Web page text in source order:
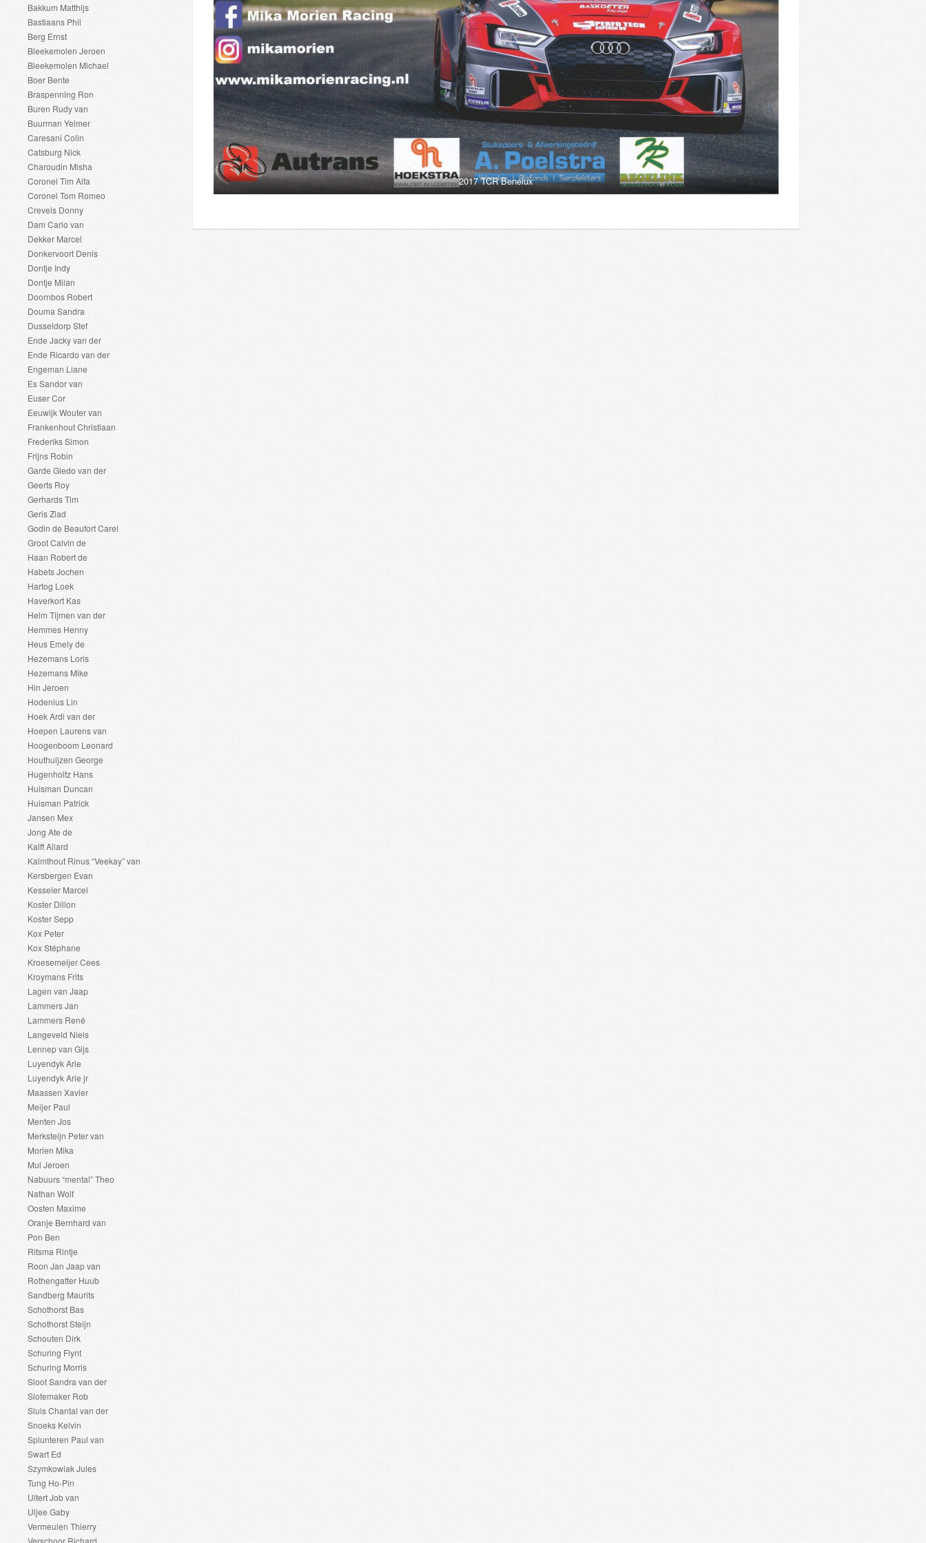
Bakkum Matthijs
Bastiaans Phil
Berg Ernst
Bleekemolen Jeroen
Bleekemolen Michael
Boer Bente
Braspenning Ron
Buren Rudy van
Buurman Yelmer
Caresani Colin
Catsburg Nick
Charoudin Misha
Coronel Tim Alfa
Coronel Tom Romeo
Crevels Donny
Dam Carlo van
Dekker Marcel
Donkervoort Denis
Dontje Indy
Dontje Milan
Doornbos Robert
Douma Sandra
Dusseldorp Stef
Ende Jacky van der
Ende Ricardo van der
Engeman Liane
Es Sandor van
Euser Cor
Eeuwijk Wouter van
Frankenhout Christiaan
Frederiks Simon
Frijns Robin
Garde Giedo van der
Geerts Roy
Gerhards Tim
Geris Ziad
Godin de Beaufort Carel
Groot Calvin de
Haan Robert de
Habets Jochen
Hartog Loek
Haverkort Kas
Helm Tijmen van der
Hemmes Henny
Heus Emely de
Hezemans Loris
Hezemans Mike
Hin Jeroen
Hodenius Lin
Hoek Ardi van der
Hoepen Laurens van
Hoogenboom Leonard
Houthuijzen George
Hugenholtz Hans
Huisman Duncan
Huisman Patrick
Jansen Mex
Jong Ate de
Kalff Allard
Kalmthout Rinus “Veekay” van
Kersbergen Evan
Kesseler Marcel
Koster Dillon
Koster Sepp
Kox Peter
Kox Stéphane
Kroesemeijer Cees
Kroymans Frits
Lagen van Jaap
Lammers Jan
Lammers René
Langeveld Niels
Lennep van Gijs
Luyendyk Arie
Luyendyk Arie jr
Maassen Xavier
Meijer Paul
Menten Jos
Merksteijn Peter van
Morien Mika
Mul Jeroen
Nabuurs “mental” Theo
Nathan Wolf
Oosten Maxime
Oranje Bernhard van
Pon Ben
Ritsma Rintje
Roon Jan Jaap van
Rothengatter Huub
Sandberg Maurits
Schothorst Bas
Schothorst Steijn
Schouten Dirk
Schuring Flynt
Schuring Morris
Sloot Sandra van der
Slotemaker Rob
Sluis Chantal van der
Snoeks Kelvin
Splunteren Paul van
Swart Ed
Szymkowiak Jules
Tung Ho-Pin
Uitert Job van
Uljee Gaby
Vermeulen Thierry
Verschoor Richard
2017 TCR Benelux